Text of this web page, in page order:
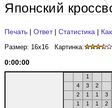
Японский
Печать | Ответ| Статистика |
Размер: 16x16 Картинка:
0:00:00
1
4
3
2
2
1 1
3
1
1 1
2